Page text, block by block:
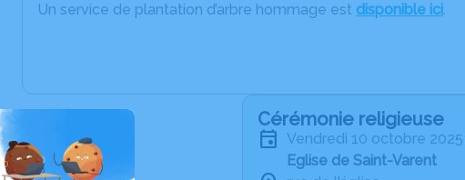
Un service de plantation d’arbre hommage est disponible ici.
Cérémonie religieuse
vendredi 10 octobre
Eglise de Saint-Varent